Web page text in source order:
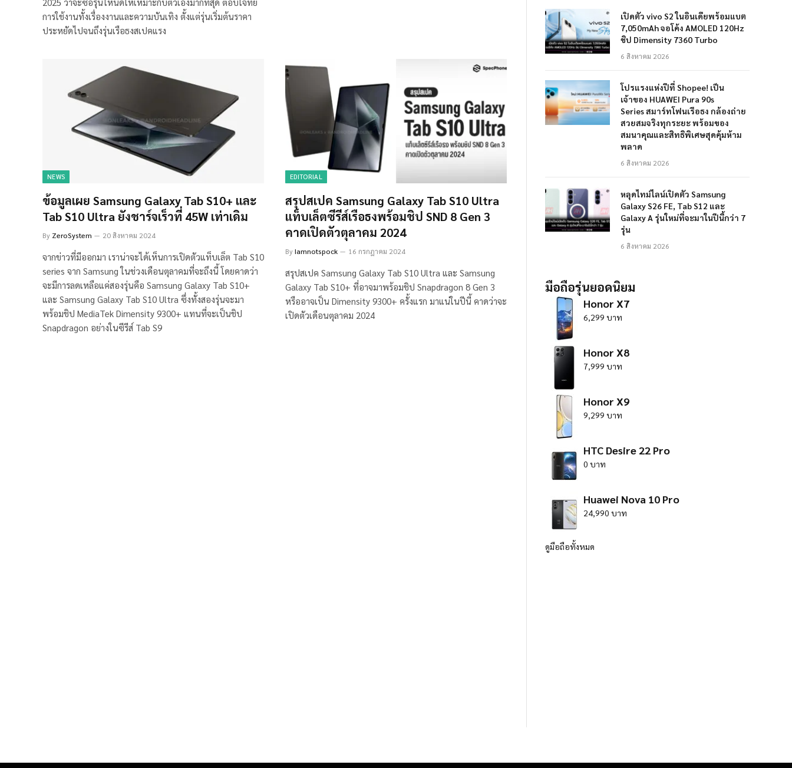
การใช้งานทั้งเรื่องงานและความบันเทิง ตั้งแต่รุ่นเริ่มต้นราคา
ประหยัดไปจนถึงรุ่นเรือธงสเปคแรง
NEWS
ข้อมูลเผย Samsung Galaxy Tab S10+ และ
Tab S10 Ultra ยังชาร์จเร็วที่ 45W เท่าเดิม
By ZeroSystem 20 สิงหาคม 2024
จากข่าวที่มีออกมา เราน่าจะได้เห็นการเปิดตัวแท็บเล็ต Tab S10
series จาก Samsung ในช่วงเดือนตุลาคมที่จะถึงนี้ โดยคาดว่า
จะมีการลดเหลือแค่สองรุ่นคือ Samsung Galaxy Tab S10+
และ Samsung Galaxy Tab S10 Ultra ซึ่งทั้งสองรุ่นจะมา
พร้อมชิป MediaTek Dimensity 9300+ แทนที่จะเป็นชิป
Snapdragon อย่างในซีรีส์ Tab S9
EDITORIAL
สรุปสเปค Samsung Galaxy Tab S10 Ultra
แท็บเล็ตซีรีส์เรือธงพร้อมชิป SND 8 Gen 3
คาดเปิดตัวตุลาคม 2024
ByIamnotspock 16 กรกฎาคม 2024
สรุปสเปค Samsung Galaxy Tab S10 Ultra และ Samsung
Galaxy Tab S10+ ที่อาจมาพร้อมชิป Snapdragon 8 Gen 3
หรืออาจเป็น Dimensity 9300+ ครั้งแรก มาแน่ในปีนี้ คาดว่าจะ
เปิดตัวเดือนตุลาคม 2024
เปิดตัว vivo S2 ในอินเดียพร้อมแบต
7,050mAh จอโค้ง AMOLED 120Hz
ชิป Dimensity 7360 Turbo
6 สิงหาคม 2026
โปรแรงแห่งปีที่ Shopee! เป็น
เจ้าของ HUAWEI Pura 90s
Series สมาร์ทโฟนเรือธง กล้องถ่าย
สวยสมจริงทุกระยะ พร้อมของ
สมนาคุณและสิทธิพิเศษสุดคุ้มห้าม
พลาด
6 สิงหาคม 2026
หลุดไทม์ไลน์เปิดตัว Samsung
Galaxy S26 FE, Tab S12 และ
Galaxy A รุ่นใหม่ที่จะมาในปีนี้กว่า 7
รุ่น
6 สิงหาคม 2026
มือถือรุ่นยอดนิยม
Honor X7
6,299 บาท
Honor X8
7,999 บาท
Honor X9
9,299 บาท
HTC Desire 22 Pro
0 บาท
Huawei Nova 10 Pro
24,990 บาท
ดูมือถือทั้งหมด